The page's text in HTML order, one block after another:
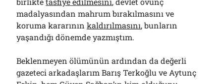
madalyasından mahrum bırakılmasını ve
koruma kararınınkaldırılmasını, bunların
yaşandığı dönemde yazmıştım.
Beklenmeyen ölümünün ardından da değerli
gazeteci arkadaşlarım Barış Terkoğlu ve Aytunç